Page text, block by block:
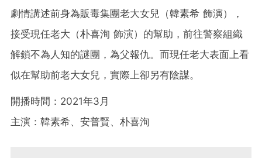
劇情講述前身為販毒集團老大女兒（韓素希 飾演），
接受現任老大（朴喜洵 飾演）的幫助，前往警察組織
解鎖不為人知的謎團，為父報仇。而現任老大表面上看
似在幫助前老大女兒，實際上卻另有陰謀。
開播時間：2021年3月
主演：韓素希、安普賢、朴喜洵